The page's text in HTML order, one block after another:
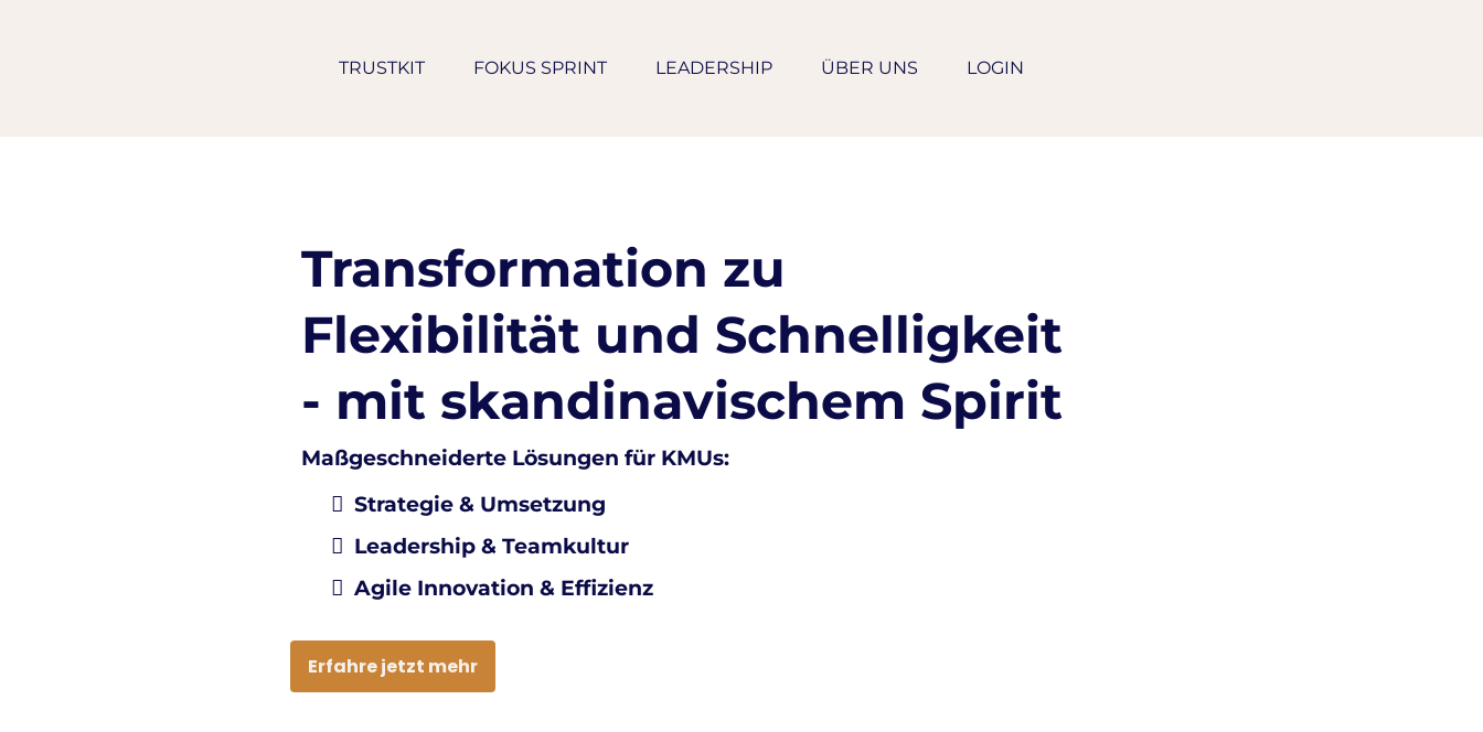
TRUSTKIT FOKUS SPRINT LEADERSHIP ÜBER UNS LOGIN
Transformation zu
Flexibilität und Schnelligkeit
- mit skandinavischem Spirit
Maßgeschneiderte Lösungen für KMUs:
Strategie & Umsetzung
Leadership & Teamkultur
Agile Innovation & Effizienz
Erfahre jetzt mehr